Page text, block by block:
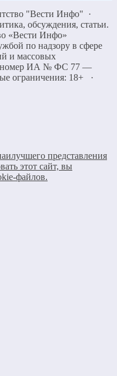
"Вести Инфо" ·
обсуждения, статьи.
«Вести Инфо»
по надзору в сфере
и массовых
номер ИА № ФС 77 —
ограничения: 18+
·
представления
этот сайт, вы
файлов.